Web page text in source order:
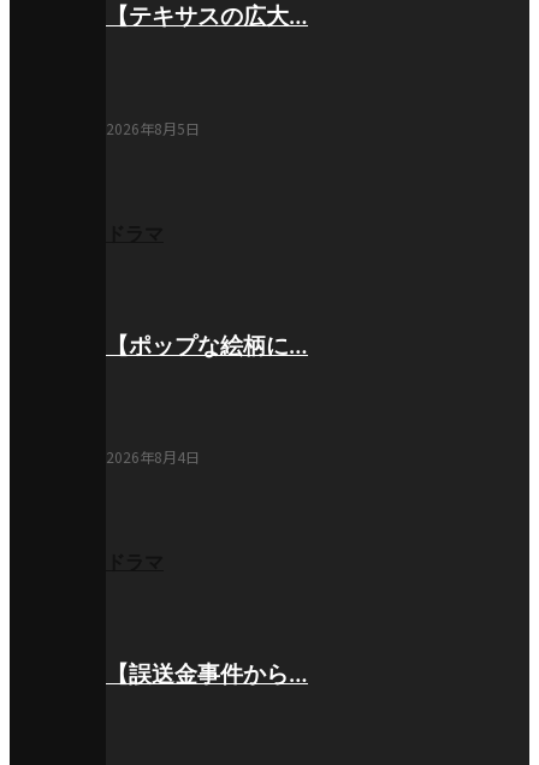
【テキサスの広大…
2026年8月5日
【ポップな絵柄に…
2026年8月4日
【誤送金事件から…